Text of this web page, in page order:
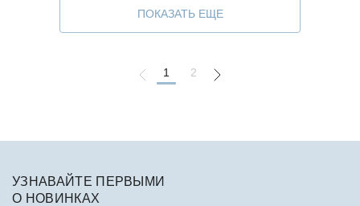
ПОКАЗАТЬ ЕЩЕ
1 2
УЗНАВАЙТЕ ПЕРВЫМИ
О НОВИНКАХ